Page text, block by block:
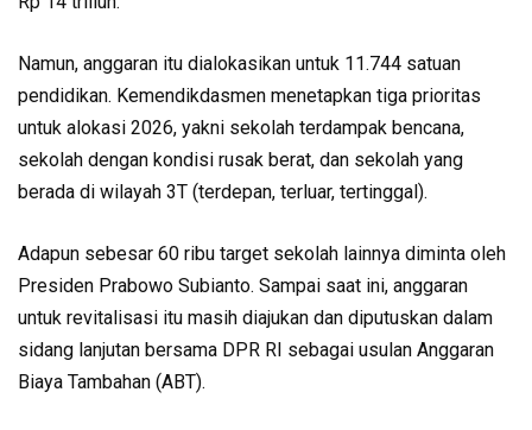
Namun, anggaran itu dialokasikan untuk 11.744 satuan
pendidikan. Kemendikdasmen menetapkan tiga prioritas
untuk alokasi 2026, yakni sekolah terdampak bencana,
sekolah dengan kondisi rusak berat, dan sekolah yang
berada di wilayah 3T (terdepan, terluar, tertinggal).
Adapun sebesar 60 ribu target sekolah lainnya diminta oleh
Presiden Prabowo Subianto. Sampai saat ini, anggaran
untuk revitalisasi itu masih diajukan dan diputuskan dalam
sidang lanjutan bersama DPR RI sebagai usulan Anggaran
Biaya Tambahan (ABT).